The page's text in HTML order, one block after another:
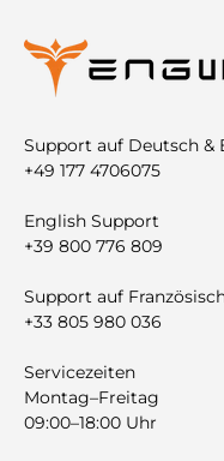
Support auf Deutsch &
+49 177 4706075
English Support
+39 800 776 809
Support auf
+33 805 980 036
Servicezeiten
Montag–Freitag
09:00–18:00 Uhr